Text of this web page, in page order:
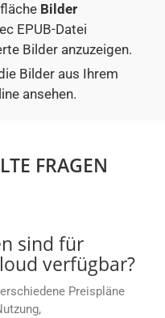
Bilder
EPUB-Datei
Bilder anzuzeigen.
Bilder aus Ihrem
ansehen.
FRAGEN
sind für
verfügbar?
Preispläne